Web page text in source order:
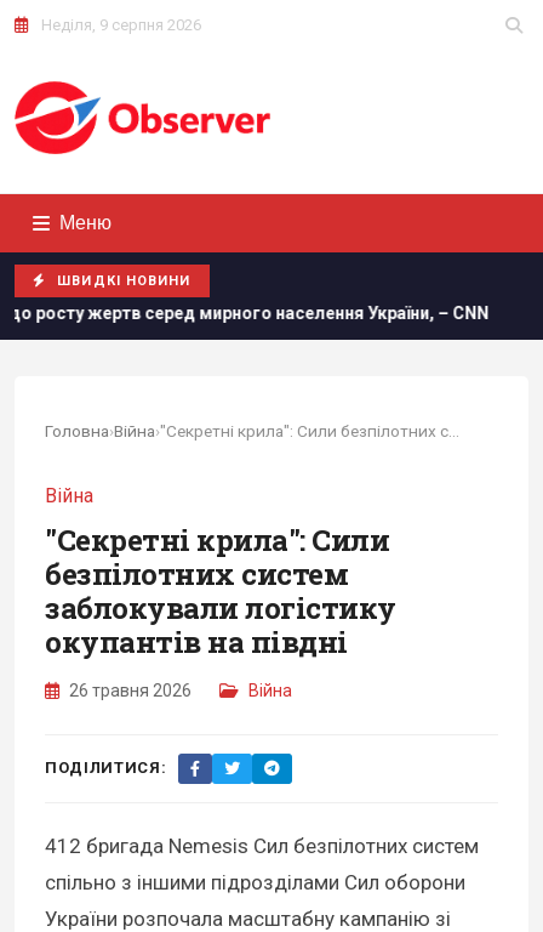
Неділя, 9 серпня 2026
Меню
ШВИДКІ НОВИНИ
серед мирного населення України, – CNN Удосконалені
Головна›Війна›
Війна
"Секретні крила": Сили
безпілотних систем
заблокували логістику
окупантів на півдні
26 травня 2026 Війна
ПОДІЛИТИСЯ:
412 бригада Nemesis Сил безпілотних систем
спільно з іншими підрозділами Сил оборони
України розпочала масштабну кампанію зі